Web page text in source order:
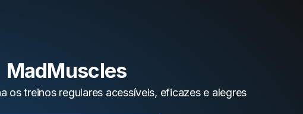
MadMuscles
os treinos regulares acessíveis, eficazes e alegres